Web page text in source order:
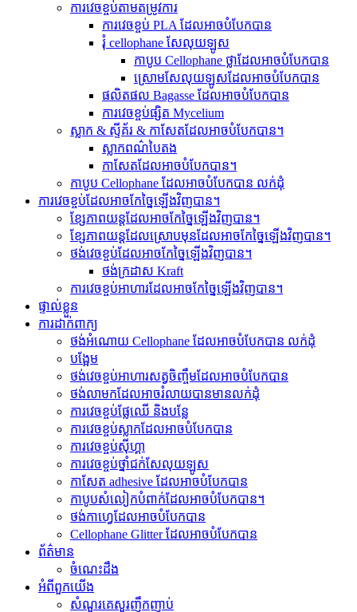
ការវេចខ្ចប់តាមតម្រូវការ
ការវេចខ្ចប់ PLA ដែលអាចបំបែកបាន
រុំ cellophane សែលុយឡូស
កាបូប Cellophane ថ្លាដែលអាចបំបែកបាន
ស្រោមសែលុយឡូសដែលអាចបំបែកបាន
ផលិតផល Bagasse ដែលអាចបំបែកបាន
ការវេចខ្ចប់ផ្សិត Mycelium
ស្លាក & ស្ទីគ័រ & កាសែតដែលអាចបំបែកបាន។
ស្លាកពណ៌បៃតង
កាសែតដែលអាចបំបែកបាន។
កាបូប Cellophane ដែលអាចបំបែកបាន លក់ដុំ
ការវេចខ្ចប់ដែលអាចកែច្នៃឡើងវិញបាន។
ខ្សែភាពយន្តដែលអាចកែច្នៃឡើងវិញបាន។
ខ្សែភាពយន្តដែលស្រោបមុនដែលអាចកែច្នៃឡើងវិញបាន។
ថង់វេចខ្ចប់ដែលអាចកែច្នៃឡើងវិញបាន។
ថង់ក្រដាស Kraft
ការវេចខ្ចប់អាហារដែលអាចកែច្នៃឡើងវិញបាន។
ផ្ទាល់ខ្លួន
ការដាក់ពាក្យ
ថង់អំណោយ Cellophane ដែលអាចបំបែកបាន លក់ដុំ
បង្អែម
ថង់វេចខ្ចប់អាហារសត្វចិញ្ចឹមដែលអាចបំបែកបាន
ថង់​លាមក​ដែល​អាច​រំលាយ​បាន​មាន​លក់​ដុំ
ការវេចខ្ចប់ផ្លែឈើ និងបន្លែ
ការវេចខ្ចប់ស្លាកដែលអាចបំបែកបាន
ការវេចខ្ចប់ស៊ីហ្គា
ការវេចខ្ចប់ថ្នាំជក់សែលុយឡូស
កាសែត adhesive ដែលអាចបំបែកបាន
កាបូបសំលៀកបំពាក់ដែលអាចបំបែកបាន។
ថង់កាហ្វេដែលអាចបំបែកបាន
Cellophane Glitter ដែលអាចបំបែកបាន
ព័ត៌មាន
ចំណេះដឹង
អំពីពួកយើង
សំណួរគេសួរញឹកញាប់